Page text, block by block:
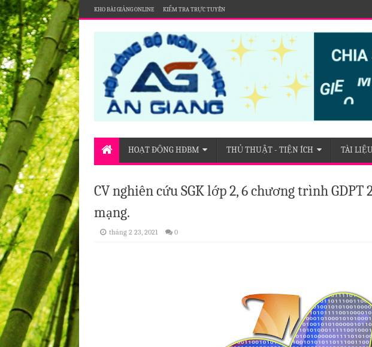
KHO BÀI GIẢNG ONLINE KIỂM TRA TRỰC TUYẾN
HOẠT ĐỘNG HĐBM
THỦ THUẬT - TIỆN ÍCH TÀI
CV nghiên cứu SGK lớp 2, 6 chương trình
mạng.
tháng 2 23, 2021 0